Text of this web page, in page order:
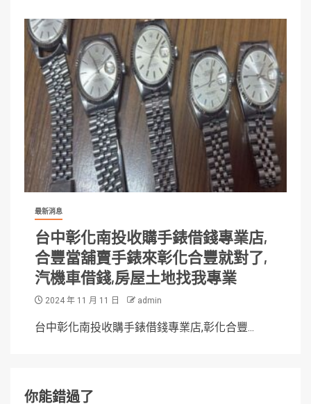
最新消息
台中彰化南投收購手錶借錢專業店,
合豐當舖賣手錶來彰化合豐就對了,
汽機車借錢,房屋土地找我專業
2024 年 11 月 11 日 admin
台中彰化南投收購手錶借錢專業店,彰化合豐...
你能錯過了